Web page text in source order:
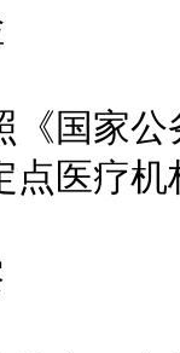
国家公
点医疗